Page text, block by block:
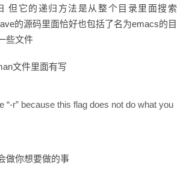
但它的递归方法是从整个目录里面搜索
的源码里面恰好也包括了名为emacs的目
些文件
文件里面有写
“-r” because this flag does not do what you
做你想要做的事